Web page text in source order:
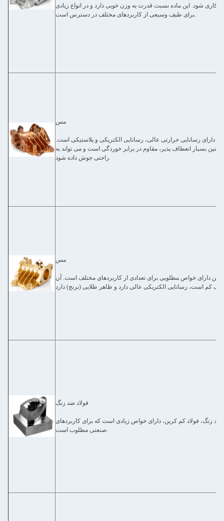
شود. این ماده نسبت قدرت به وزن خوبی دارد و در انواع زیادی
برای طیف وسیعی از کاربردهای مختلف در دسترس است.
مس
دارای رسانایی حرارتی عالی، رسانایی الکتریکی و پلاستیکی است.
بسیار انعطاف پذیر، مقاوم در برابر خوردگی است و می تواند به
راحتی جوش داده شود.
مس
مس دارای خواص مطلوبی برای تعدادی از کاربردهای مختلف است. آن
فولاد ضد زنگ
ضد زنگ، فولاد کم کربن، دارای خواص زیادی است که برای کاربردهای
صنعتی مطلوب است.